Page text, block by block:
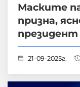
Маските
призна,
президент
21-09-2025г.